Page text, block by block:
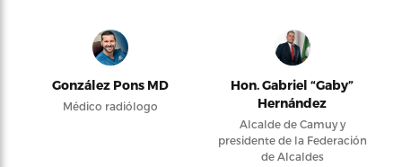
González Pons MD
Médico radiólogo
Hon. Gabriel “Gaby”
Hernández
Alcalde de Camuy y
presidente de la Federación
de Alcaldes